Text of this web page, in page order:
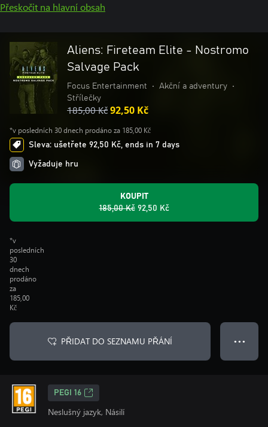
Přeskočit na hlavní obsah
Aliens: Fireteam Elite - Nostromo
Salvage Pack
Focus Entertainment • Akční a adventury
•
Střílečky
185,00 Kč92,50 Kč
*v posledních 30 dnech prodáno za 185,00 Kč
Sleva: ušetřete 92,50 Kč, ends in 7 days
Vyžaduje hru
KOUPIT
185,00 Kč 92,50 Kč
*v
posledních
30
dnech
prodáno
za
185,00
Kč
PŘIDAT DO SEZNAMU PŘÁNÍ ● ● ●
PEGI 16
Neslušný jazyk, Násilí